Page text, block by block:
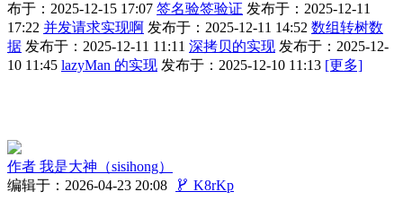
布于：2025-12-15 17:07 签名验签验证 发布于：2025-12-11
17:22 并发请求实现啊 发布于：2025-12-11 14:52 数组转树数
据 发布于：2025-12-11 11:11 深拷贝的实现 发布于：2025-12-
10 11:45 lazyMan 的实现 发布于：2025-12-10 11:13 [更多]
作者 我是大神（sisihong）
编辑于：2026-04-23 20:08
 K8rKp